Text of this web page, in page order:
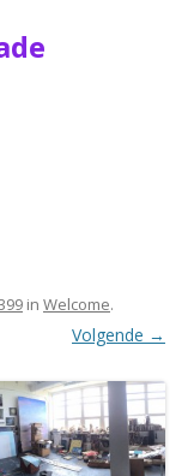
in Welcome.
Volgende →